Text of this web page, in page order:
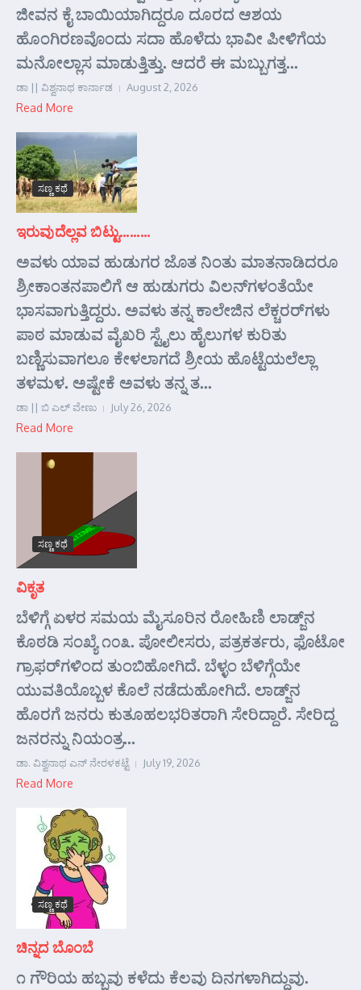
ಜೀವನ ಕೈ ಬಾಯಿಯಾಗಿದ್ದರೂ ದೂರದ ಆಶಯ
ಹೊಂಗಿರಣವೊಂದು ಸದಾ ಹೊಳೆದು ಭಾವೀ ಪೀಳಿಗೆಯ
ಮನೋಲ್ಲಾಸ ಮಾಡುತ್ತಿತ್ತು. ಆದರೆ ಈ ಮಬ್ಬುಗತ್ತ...
ಡಾ || ವಿಶ್ವನಾಥ ಕಾರ್ನಾಡ August 2, 2026
Read More
ಸಣ್ಣ ಕಥೆ
ಇರುವುದೆಲ್ಲವ ಬಿಟ್ಟು………
ಅವಳು ಯಾವ ಹುಡುಗರ ಜೊತ ನಿಂತು ಮಾತನಾಡಿದರೂ
ಶ್ರೀಕಾಂತನಪಾಲಿಗೆ ಆ ಹುಡುಗರು ವಿಲನ್‌ಗಳಂತೆಯೇ
ಭಾಸವಾಗುತ್ತಿದ್ದರು. ಅವಳು ತನ್ನ ಕಾಲೇಜಿನ ಲೆಕ್ಚರರ್‌ಗಳು
ಪಾಠ ಮಾಡುವ ವೈಖರಿ ಸ್ಟೈಲು ಹೈಲುಗಳ ಕುರಿತು
ಬಣ್ಣಿಸುವಾಗಲೂ ಕೇಳಲಾಗದೆ ಶ್ರೀಯ ಹೊಟ್ಟೆಯಲೆಲ್ಲಾ
ತಳಮಳ. ಅಷ್ಟೇಕೆ ಅವಳು ತನ್ನ ತ...
ಡಾ || ಬಿ ಎಲ್ ವೇಣು July 26, 2026
Read More
ಸಣ್ಣ ಕಥೆ
ವಿಕೃತ
ಬೆಳಿಗ್ಗೆ ಏಳರ ಸಮಯ ಮೈಸೂರಿನ ರೋಹಿಣಿ ಲಾಡ್ಜ್‌ನ
ಕೊಠಡಿ ಸಂಖ್ಯೆ ೧೦೩. ಪೋಲೀಸರು, ಪತ್ರಕರ್ತರು, ಫೊಟೋ
ಗ್ರಾಫರ್‌ಗಳಿಂದ ತುಂಬಿಹೋಗಿದೆ. ಬೆಳ್ಳಂ ಬೆಳಿಗ್ಗೆಯೇ
ಯುವತಿಯೊಬ್ಬಳ ಕೊಲೆ ನಡೆದುಹೋಗಿದೆ. ಲಾಡ್ಜ್‌ನ
ಹೊರಗೆ ಜನರು ಕುತೂಹಲಭರಿತರಾಗಿ ಸೇರಿದ್ದಾರೆ. ಸೇರಿದ್ದ
ಜನರನ್ನು ನಿಯಂತ್ರ...
ಡಾ. ವಿಶ್ವನಾಥ ಎನ್ ನೇರಳಕಟ್ಟೆ July 19, 2026
Read More
ಸಣ್ಣ ಕಥೆ
ಚಿನ್ನದ ಬೊಂಬೆ
೧ ಗೌರಿಯ ಹಬ್ಬವು ಕಳೆದು ಕೆಲವು ದಿನಗಳಾಗಿದ್ದುವು.